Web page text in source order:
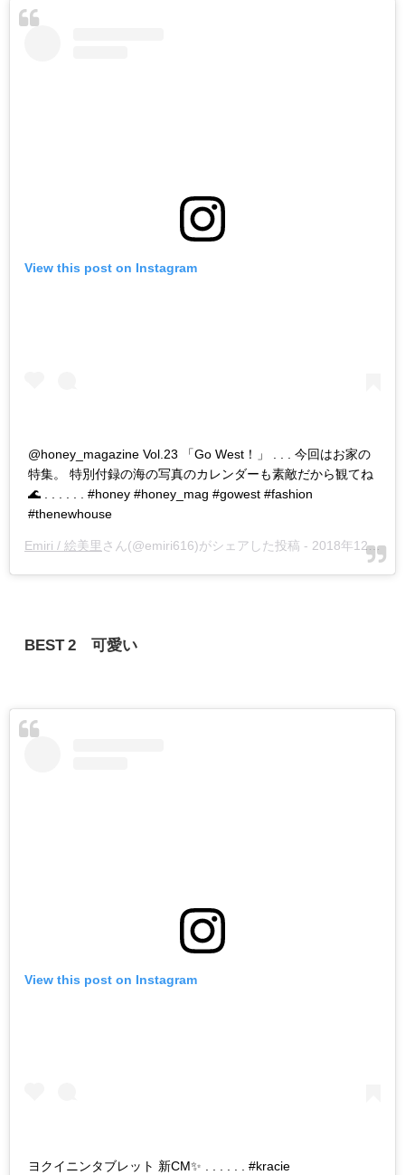
View this post on Instagram
@honey_magazine Vol.23 「Go West！」 . . . 今回はお家の
特集。 特別付録の海の写真のカレンダーも素敵だから観てね
🌊 . . . . . . #honey #honey_mag #gowest #fashion
#thenewhouse
Emiri / 絵美里 さん(@emiri616)がシェアした投稿 - 2018年12月月14日午前6時53分PST
BEST 2 可愛い
View this post on Instagram
ヨクイニンタブレット 新CM✨ . . . . . . #kracie